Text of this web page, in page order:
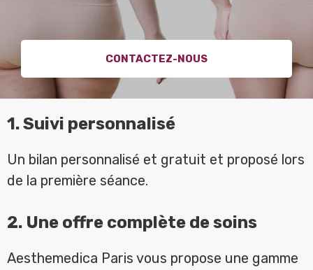
CONTACTEZ-NOUS
1. Suivi personnalisé
Un bilan personnalisé et gratuit et proposé lors
de la première séance.
2. Une offre complète de soins
Aesthemedica Paris vous propose une gamme